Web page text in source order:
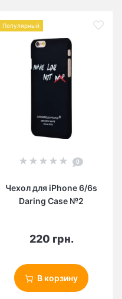
Популярный
0
Чехол для iPhone 6/6s
Daring Case №2
220 грн.
В корзину